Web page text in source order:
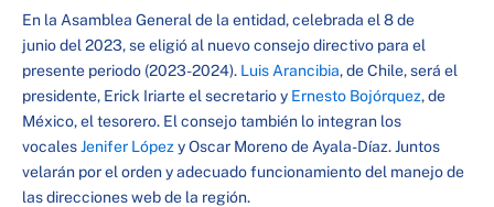
En la Asamblea General de la entidad, celebrada el 8 de
junio del 2023, se eligió al nuevo consejo directivo para el
presente periodo (2023-2024). Luis Arancibia, de Chile, será el
presidente, Erick Iriarte el secretario y Ernesto Bojórquez, de
México, el tesorero. El consejo también lo integran los
vocalesJenifer Lópezy Oscar Moreno de Ayala-Díaz. Juntos
velarán por el orden y adecuado funcionamiento del manejo de
las direcciones web de la región.